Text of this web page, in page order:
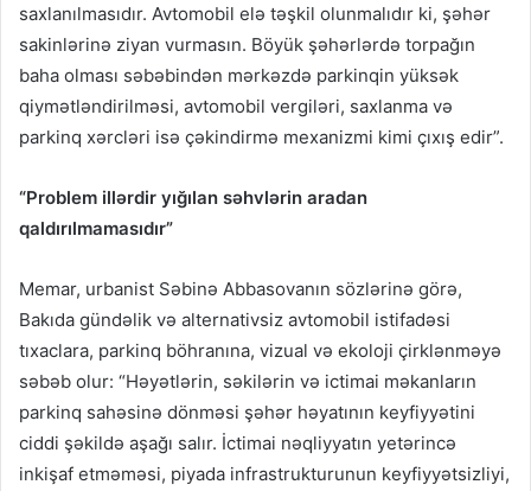
saxlanılmasıdır. Avtomobil elə təşkil olunmalıdır ki, şəhər
sakinlərinə ziyan vurmasın. Böyük şəhərlərdə torpağın
baha olması səbəbindən mərkəzdə parkinqin yüksək
qiymətləndirilməsi, avtomobil vergiləri, saxlanma və
parkinq xərcləri isə çəkindirmə mexanizmi kimi çıxış edir”.
“Problem illərdir yığılan səhvlərin aradan
qaldırılmamasıdır”
Memar, urbanist Səbinə Abbasovanın sözlərinə görə,
Bakıda gündəlik və alternativsiz avtomobil istifadəsi
tıxaclara, parkinq böhranına, vizual və ekoloji çirklənməyə
səbəb olur: “Həyətlərin, səkilərin və ictimai məkanların
parkinq sahəsinə dönməsi şəhər həyatının keyfiyyətini
ciddi şəkildə aşağı salır. İctimai nəqliyyatın yetərincə
inkişaf etməməsi, piyada infrastrukturunun keyfiyyətsizliyi,